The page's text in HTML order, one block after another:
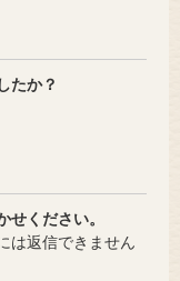
たか？
せください。
は返信できません